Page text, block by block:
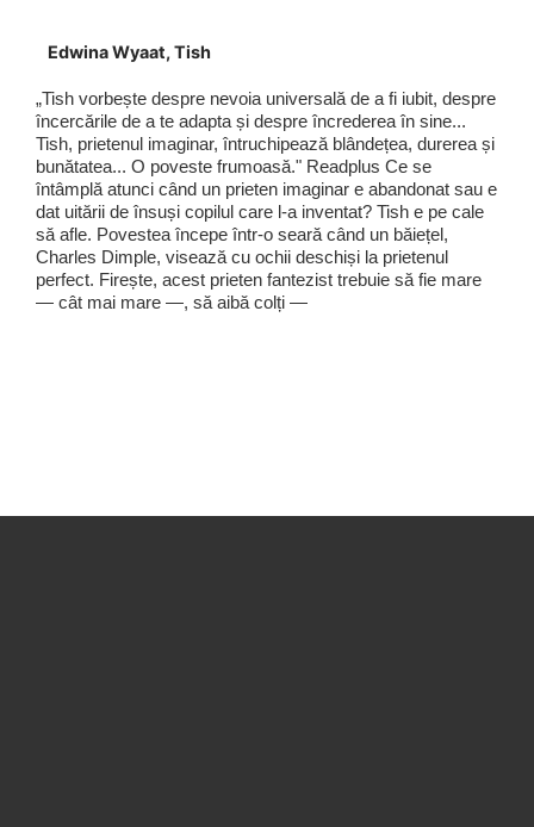
Edwina Wyaat, Tish
„Tish vorbește despre nevoia universală de a fi iubit, despre
încercările de a te adapta și despre încrederea în sine...
Tish, prietenul imaginar, întruchipează blândețea, durerea și
bunătatea... O poveste frumoasă." Readplus Ce se
întâmplă atunci când un prieten imaginar e abandonat sau e
dat uitării de însuși copilul care l-a inventat? Tish e pe cale
să afle. Povestea începe într-o seară când un băiețel,
Charles Dimple, visează cu ochii deschiși la prietenul
perfect. Firește, acest prieten fantezist trebuie să fie mare
— cât mai mare —, să aibă colți —